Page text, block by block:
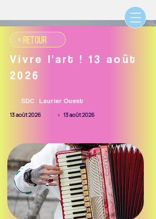
< RETOUR
Vivre l'art ! 13 août
2026
SDC Laurier Ouest
13 août 2026 > 13 août 2026